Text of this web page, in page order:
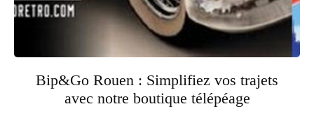
Bip&Go Rouen : Simplifiez vos trajets
avec notre boutique télépéage